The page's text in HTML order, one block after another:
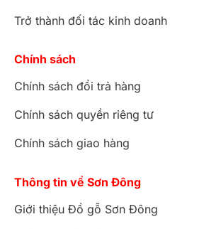
Trở thành đối tác kinh doanh
Chính sách
Chính sách đổi trả hàng
Chính sách quyền riêng tư
Chính sách giao hàng
Thông tin về Sơn Đông
Giới thiệu Đồ gỗ Sơn Đông